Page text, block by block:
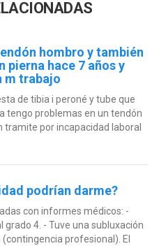
hombro y también
pierna hace 7 años y
m trabajo
de tibia i peroné y tube que
tengo problemas en un tendón
tramite por incapacidad laboral
podrían darme?
con informes médicos: -
4. - Tuve una subluxación
profesional). El